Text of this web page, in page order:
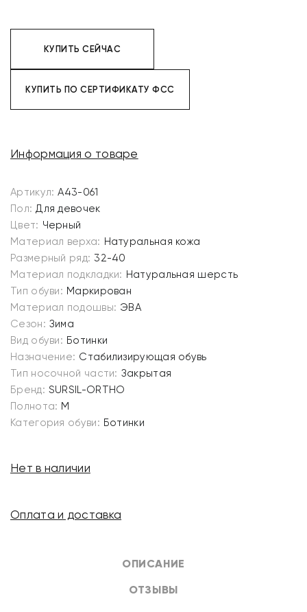
ОПИСАНИЕ
ОТЗЫВЫ
КУПИТЬ СЕЙЧАС
КУПИТЬ ПО СЕРТИФИКАТУ ФСС
Информация о товаре
Артикул: A43-061
Пол: Для девочек
Цвет: Черный
Материал верха: Натуральная кожа
Размерный ряд: 32-40
Материал подкладки: Натуральная шерсть
Тип обуви: Маркирован
Материал подошвы: ЭВА
Сезон: Зима
Вид обуви: Ботинки
Назначение: Стабилизирующая обувь
Тип носочной части: Закрытая
Бренд: SURSIL-ORTHO
Полнота: M
Категория обуви: Ботинки
Нет в наличии
Оплата и доставка